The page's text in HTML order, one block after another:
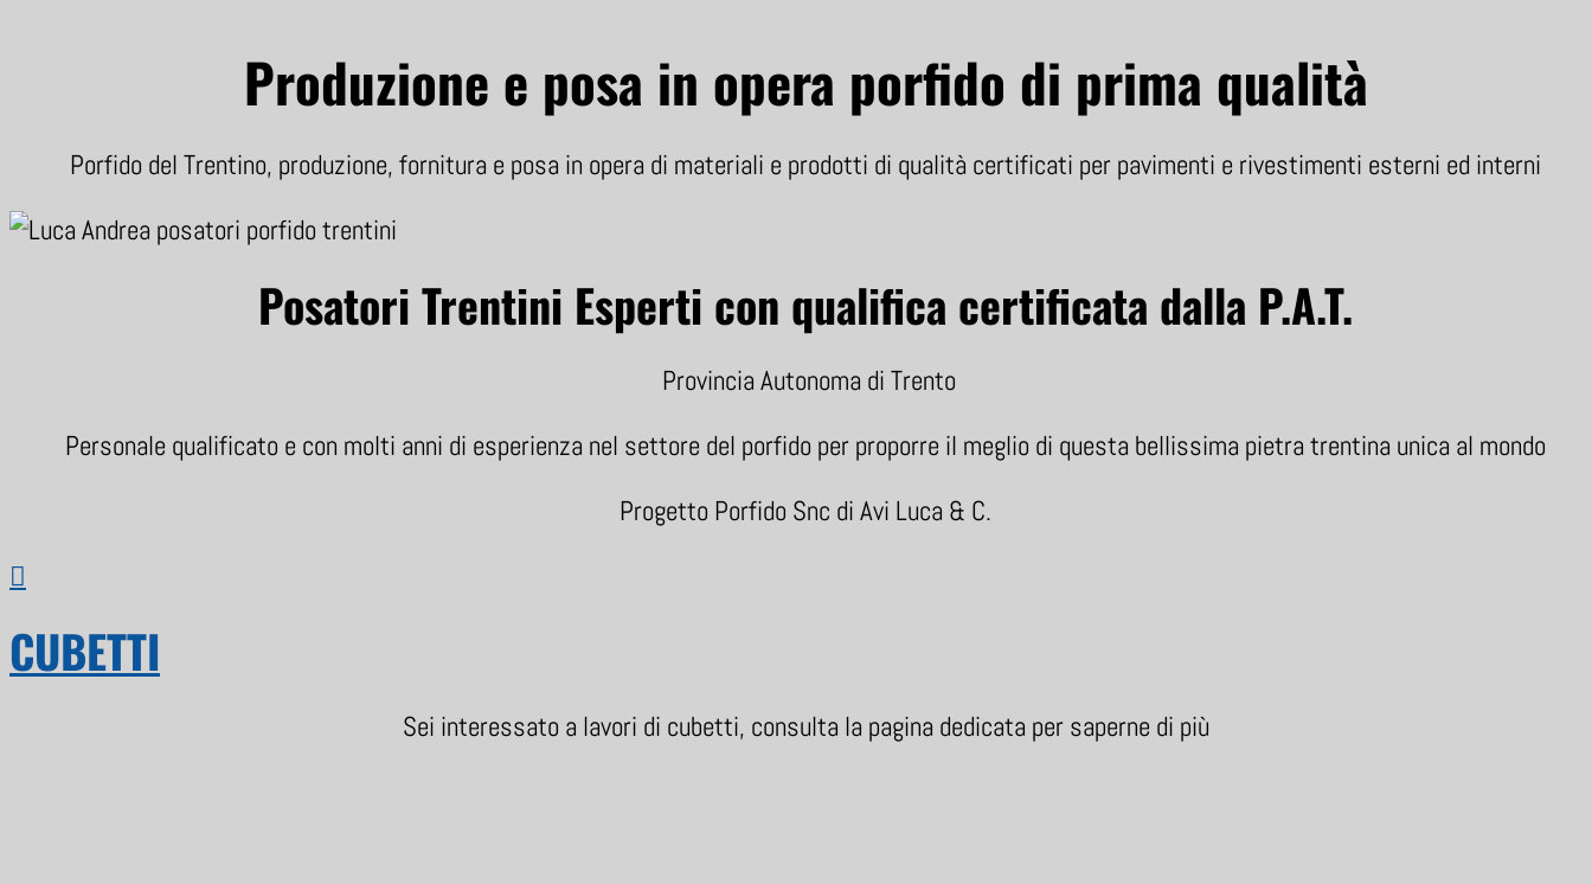
Produzione e posa in opera porfido di prima qualità
Porfido del Trentino, produzione, fornitura e posa in opera di materiali e prodotti di qualità certificati per pavimenti e rivestimenti esterni ed interni
Posatori Trentini Esperti con qualifica certificata dalla P.A.T.
Provincia Autonoma di Trento
Personale qualificato e con molti anni di esperienza nel settore del porfido per proporre il meglio di questa bellissima pietra trentina unica al mondo
Progetto Porfido Snc di Avi Luca & C.

CUBETTI
Sei interessato a lavori di cubetti, consulta la pagina dedicata per saperne di più